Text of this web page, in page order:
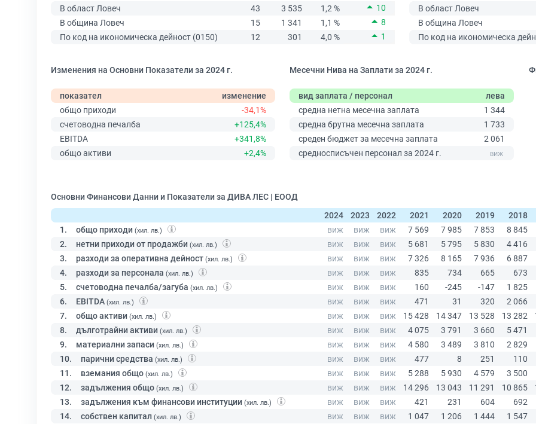
В област Ловеч
43 3 535 1,2 %
10
В община Ловеч
15 1 341 1,1 %
8
По код на икономическа дейност (0150)
12 301 4,0 % 1
В област Ловеч
В община Ловеч
По код на икономическа
Изменения на Основни Показатели за 2024 г.
показател
изменение
общо приходи
-34,1%
счетоводна печалба
+125,4%
EBITDA
+341,8%
общо активи
+2,4%
Месечни Нива на Заплати за 2024 г.
вид заплата / персонал
лева
средна нетна месечна заплата
1 344
средна брутна месечна заплата
1 733
среден бюджет за месечна заплата
2 061
средносписъчен персонал за 2024 г.
Основни Финансови Данни и Показатели за ДИВА ЛЕС | ЕООД
2024
2023 2022 2021 2020 2019
2018
1.
общо приходи (хил. лв.)
2. нетни приходи от продажби (хил. лв.)
3. разходи за оперативна дейност (хил. лв.)
4. разходи за персонала (хил. лв.)
5. счетоводна печалба/загуба (хил. лв.)
6. EBITDA (хил. лв.)
7. общо активи (хил. лв.)
8. дълготрайни активи (хил. лв.)
9. материални запаси (хил. лв.)
10. парични средства (хил. лв.)
11. вземания общо (хил. лв.)
12. задължения общо (хил. лв.)
13. задължения към финансови институции (хил. лв.)
14. собствен капитал (хил. лв.)